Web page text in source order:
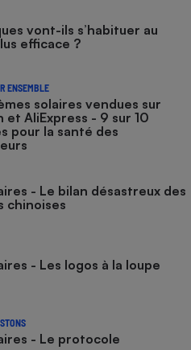
vont-ils s’habituer au
efficace ?
ENSEMBLE
solaires vendues sur
et AliExpress - 9 sur 10
pour la santé des
- Le bilan désastreux des
chinoises
- Les logos à la loupe
- Le protocole